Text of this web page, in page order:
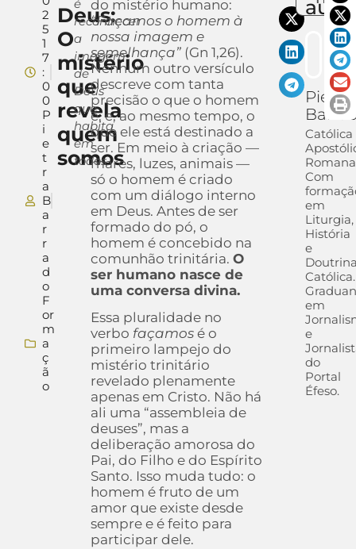
2
5
1
7
:
0
0
P
i
e
t
r
a
B
a
r
r
a
d
o
F
or
m
a
ç
ã
o
Deus:
O
mistério
que
revela
quem
somos
é
reconhecer
a
imagem
de
Deus
que
habita
em
todos
do mistério humano:
“Façamos o homem à
nossa imagem e
semelhança”(Gn 1,26).
Nenhum outro versículo
descreve com tanta
precisão o que o homem
é, e, ao mesmo tempo, o
que ele está destinado a
ser. Em meio à criação —
mares, luzes, animais —
só o homem é criado
com um diálogo interno
em Deus. Antes de ser
formado do pó, o
homem é concebido na
comunhão trinitária. O
ser humano nasce de
uma conversa divina.
Essa pluralidade no
verbo façamosé o
primeiro lampejo do
mistério trinitário
revelado plenamente
apenas em Cristo. Não há
ali uma “assembleia de
deuses”, mas a
deliberação amorosa do
Pai, do Filho e do Espírito
Santo. Isso muda tudo: o
homem é fruto de um
amor que existe desde
sempre e é feito para
participar dele.
Pietra
Católica
Com
em
Liturgia,
História
e
Católica.
em
e
do
Portal
Éfeso.